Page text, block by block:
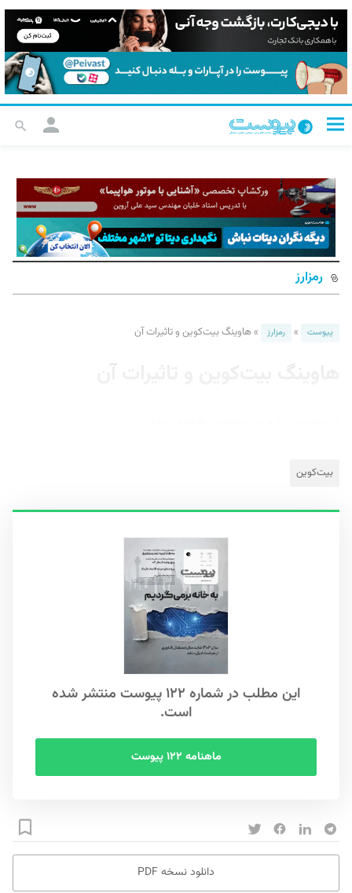
رمزارز
پیوست » رمزارز »هاوینگ بیت‌کوین و تاثیرات آن
هاوینگ بیت‌کوین و تاثیرات آن
بیت‌کوین
این مطلب در شماره ۱۲۲ پیوست منتشر شده
است.
ماهنامه ۱۲۲ پیوست
دانلود نسخه PDF